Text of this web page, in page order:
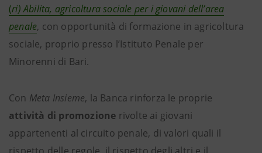
(ri) Abilita, agricoltura sociale per i giovani dell’area
penale, con opportunità di formazione in agricoltura
sociale, proprio presso l’Istituto Penale per
Minorenni di Bari.
Con Meta Insieme, la Banca rinforza le proprie
attività di promozione rivolte ai giovani
appartenenti al circuito penale, di valori quali il